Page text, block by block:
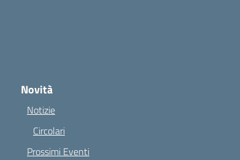
Novità
Notizie
Circolari
Prossimi Eventi